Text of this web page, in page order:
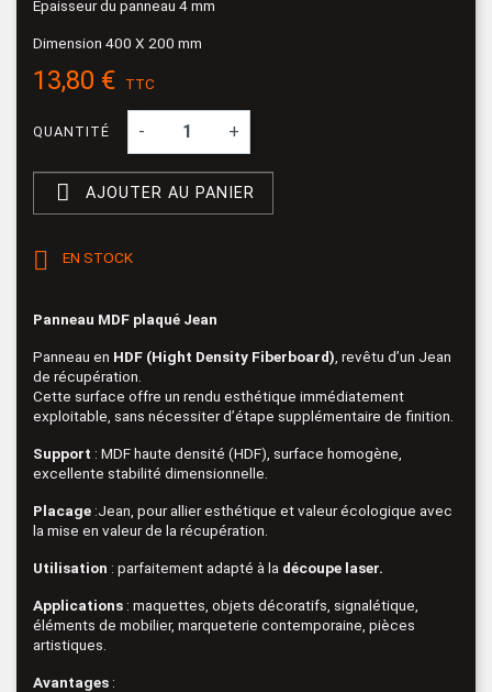
Épaisseur du panneau 4 mm
Dimension 400 X 200 mm
13,80 € TTC
QUANTITÉ - +
 AJOUTER AU PANIER
 EN STOCK
Panneau MDF plaqué Jean
Panneau en HDF (Hight Density Fiberboard) , revêtu d’un Jean
de récupération.
Cette surface offre un rendu esthétique immédiatement
exploitable, sans nécessiter d’étape supplémentaire de finition.
Support : MDF haute densité (HDF), surface homogène,
excellente stabilité dimensionnelle.
Placage :Jean, pour allier esthétique et valeur écologique avec
la mise en valeur de la récupération.
Utilisation : parfaitement adapté à la découpe laser.
Applications : maquettes, objets décoratifs, signalétique,
éléments de mobilier, marqueterie contemporaine, pièces
artistiques.
Avantages :